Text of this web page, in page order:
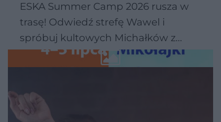
ESKA Summer Camp 2026 rusza w
trasę! Odwiedź strefę Wawel i
spróbuj kultowych Michałków z
Wawelu